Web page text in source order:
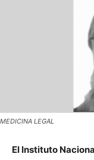
MEDICINA LEGAL
El Instituto